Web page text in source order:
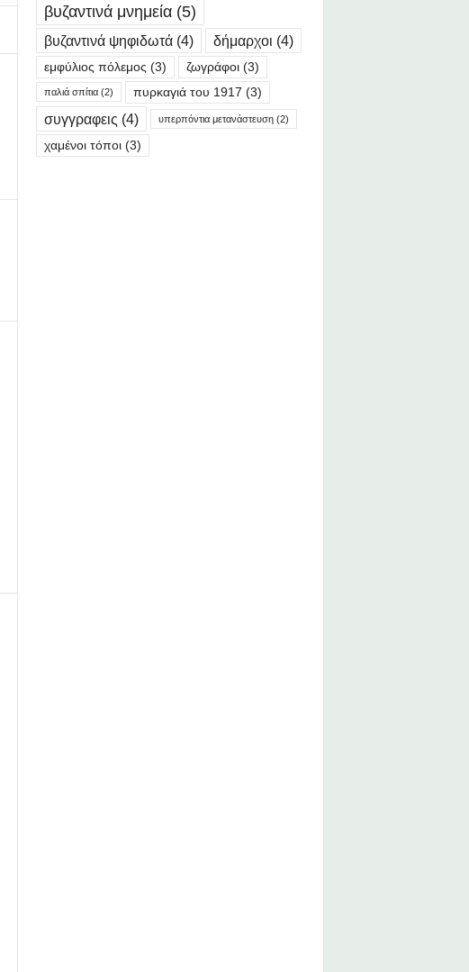
βυζαντινά μνημεία(5)
βυζαντινά ψηφιδωτά(4) δήμαρχοι (4)
εμφύλιος πόλεμος (3) ζωγράφοι(3)
παλιά σπίτια(2) πυρκαγιά του 1917 (3)
συγγραφεις (4) υπερπόντια μετανάστευση(2)
χαμένοι τόποι(3)